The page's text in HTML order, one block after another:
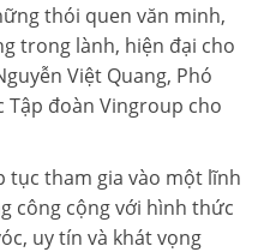
thói quen văn minh,
trong lành, hiện đại cho
Việt Quang, Phó
Tập đoàn Vingroup cho
tục tham gia vào một lĩnh
công cộng với hình thức
uy tín và khát vọng